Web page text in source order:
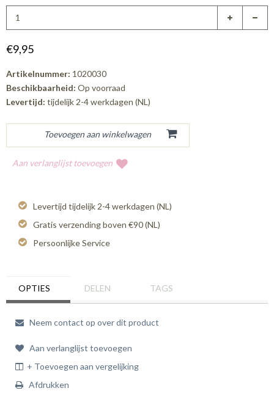
€9,95
Artikelnummer: 1020030
Beschikbaarheid: Op voorraad
Levertijd: tijdelijk 2-4 werkdagen (NL)
Aan verlanglijst toevoegen
Levertijd tijdelijk 2-4 werkdagen (NL)
Gratis verzending boven €90 (NL)
Persoonlijke Service
OPTIES DELEN TAGS
Neem contact op over dit product
Aan verlanglijst toevoegen
+ Toevoegen aan vergelijking
Afdrukken